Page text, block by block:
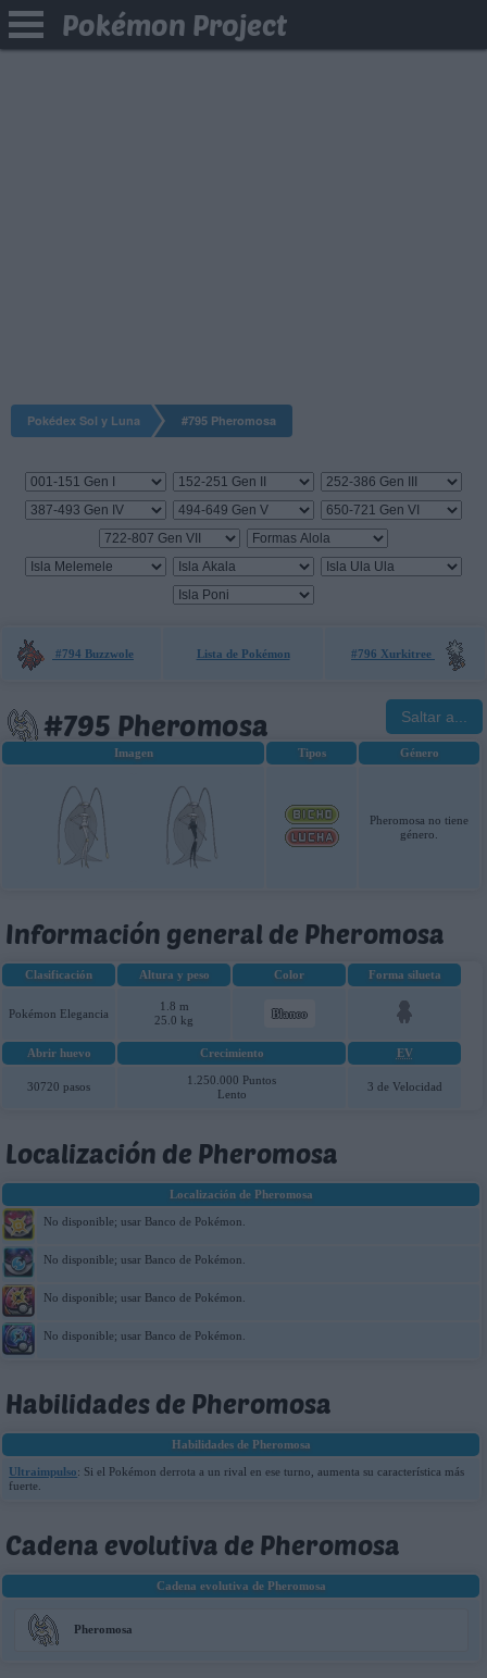
Pokémon Project
Pokédex Sol y Luna #795 Pheromosa
#794 Buzzwole Lista de Pokémon #796 Xurkitree
#795 Pheromosa Saltar a...
Imagen Tipos Género
Pheromosa no tiene
género.
Información general de Pheromosa
Clasificación Altura y peso Color Forma silueta
Pokémon Elegancia
1.8 m
25.0 kg
Blanco
Abrir huevo Crecimiento EV
30720 pasos
1.250.000 Puntos
Lento
3 de Velocidad
Localización de Pheromosa
Localización de Pheromosa
No disponible; usar Banco de Pokémon.
No disponible; usar Banco de Pokémon.
No disponible; usar Banco de Pokémon.
No disponible; usar Banco de Pokémon.
Habilidades de Pheromosa
Habilidades de Pheromosa
Ultraimpulso: Si el Pokémon derrota a un rival en ese turno, aumenta su característica más
fuerte.
Cadena evolutiva de Pheromosa
Cadena evolutiva de Pheromosa
Pheromosa